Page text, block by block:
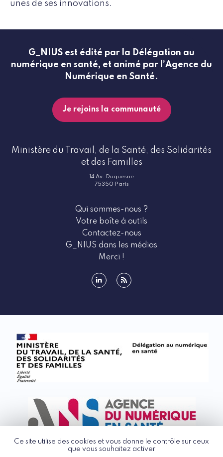
Ce site utilise des cookies et vous donne le contrôle sur ceux
que vous souhaitez activer
unes de ses innovations.
G_NIUS est édité par la Délégation au
numérique en santé, et animé par l’Agence du
Numérique en Santé.
Je rejoins la communauté
Ministère du Travail, de la Santé, des Solidarités
et des Familles
14 Av. Duquesne
75350 Paris
Qui sommes-nous ?
Votre boîte à outils
Contactez-nous
G_NIUS dans les médias
Merci !